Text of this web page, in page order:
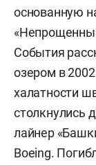
основанную
События
озером в 2002
халатности
столкнулись
лайнер
Boeing.